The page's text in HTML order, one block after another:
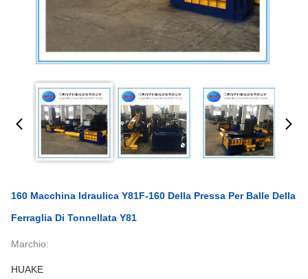
160 Macchina Idraulica Y81F-160 Della Pressa Per Balle Della
Ferraglia Di Tonnellata Y81
Marchio:
HUAKE